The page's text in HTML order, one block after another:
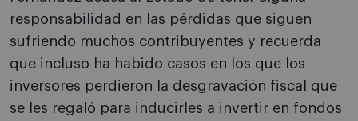
responsabilidad en las pérdidas que siguen
sufriendo muchos contribuyentes y recuerda
que incluso ha habido casos en los que los
inversores perdieron la desgravación fiscal que
se les regaló para inducirles a invertir en fondos